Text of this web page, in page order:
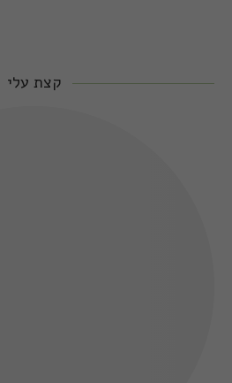
קצת עלי